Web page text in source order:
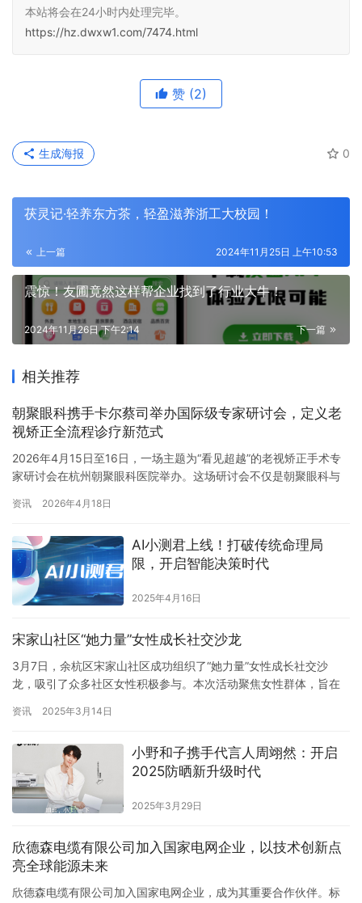
本站将会在24小时内处理完毕。
https://hz.dwxw1.com/7474.html
赞 (2)
0
生成海报
茯灵记·轻养东方茶，轻盈滋养浙工大校园！
上一篇 2024年11月25日 上午10:53
震惊！友圃竟然这样帮企业找到了行业大牛！
下一篇
2024年11月26日 下午2:14
相关推荐
朝聚眼科携手卡尔蔡司举办国际级专家研讨会，定义老
视矫正全流程诊疗新范式
2026年4月15日至16日，一场主题为“看见超越”的老视矫正手术专
家研讨会在杭州朝聚眼科医院举办。这场研讨会不仅是朝聚眼科与
技术话题，转变为包含患者筛选、手术规划、团队协作、终身管理
午9:30，欢迎致辞与授牌仪式准时开始。蔡司医疗中国屈…
资讯 2026年4月18日
AI小测君上线！打破传统命理局
限，开启智能决策时代
2025年4月16日
宋家山社区“她力量”女性成长社交沙龙
3月7日，余杭区宋家山社区成功组织了“她力量”女性成长社交沙
龙，吸引了众多社区女性积极参与。本次活动聚焦女性群体，旨在
相学习、支持和交流的平台，帮助她们应对生活中的困惑与挑战。
周游四十多个国家的退休教师、有热爱音乐的全职宝妈、还有擅长
工艺制作…
资讯 2025年3月14日
小野和子携手代言人周翊然：开启
2025防晒新升级时代
2025年3月29日
欣德森电缆有限公司加入国家电网企业，以技术创新点
亮全球能源未来
欣德森电缆有限公司加入国家电网企业，成为其重要合作伙伴。标